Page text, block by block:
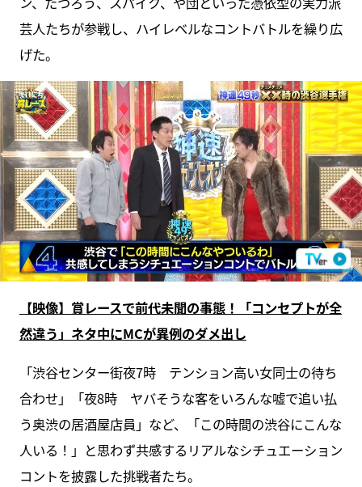
芸人たちが参戦し、ハイレベルなコントバトルを繰り広
げた。
【映像】賞レースで前代未聞の事態！「コンセプトが全
然違う」ネタ中にMCが異例のダメ出し
「渋谷センター街夜7時 テンション高い女同士の待ち
合わせ」「夜8時 ヤバそうな客をいろんな嘘で追い払
う奥渋の居酒屋店員」など、「この時間の渋谷にこんな
人いる！」と思わず共感するリアルなシチュエーション
コントを披露した挑戦者たち。